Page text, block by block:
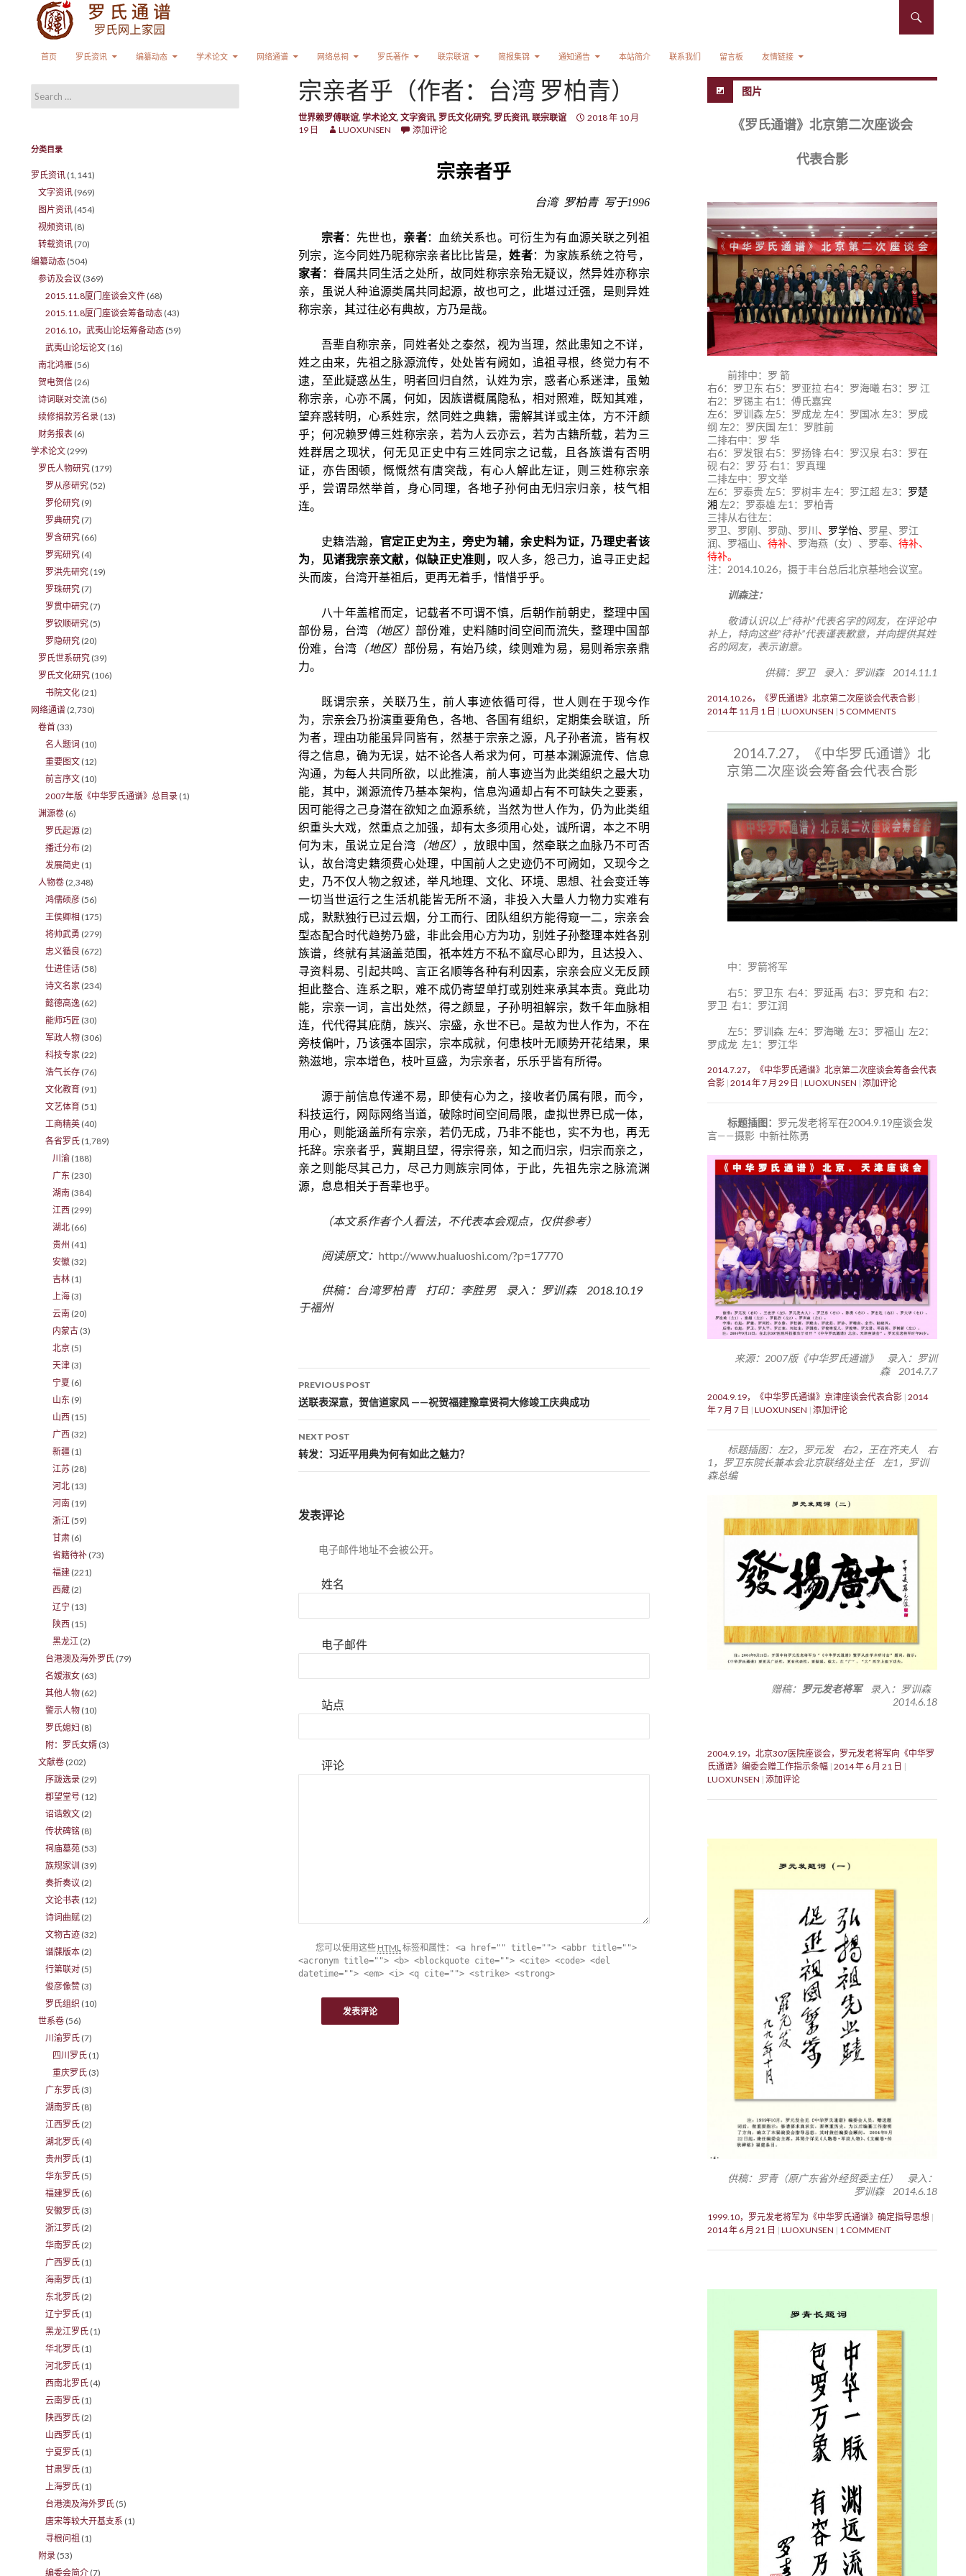
首页
罗氏资讯 编纂动态 学术论文 网络通谱 网络总祠 罗氏著作 联宗联谊 简报集锦 通知通告 本站简介 联系我们 留言板 友情链接
宗亲者乎（作者：台湾 罗柏青）
世界赖罗傅联谊, 学术论文, 文字资讯, 罗氏文化研究, 罗氏资讯, 联宗联谊
2018 年 10 月
19 日
LUOXUNSEN 添加评论
宗亲者乎
台湾 罗柏青 写于1996
宗者 ：先世也， 亲者：血统关系也。可衍生为有血源关联之列祖
列宗，迄今同姓乃昵称宗亲者比比皆是，姓者：为家族系统之符号，
家者 ：眷属共同生活之处所，故同姓称宗亲殆无疑议，然异姓亦称宗
亲，虽说人种追源类属共同起源，故也可之，此堪过迁强，是则异姓
称宗亲，其过往必有典故，方乃是哉。
吾辈自称宗亲，同姓者处之泰然，视为当理，然此患知之不详，
姓之由来，先祖之脉源流传，处处皆有阙如，追祖寻根，终觉力有不
逮，至此疑惑丛生，明者回归自然，认姓为宗，惑者心系迷津，虽勉
称宗亲，心亦不属，何如，因族谱概属隐私，相对照难，既知其难，
望弃惑转明，心系姓宗，然同姓之典籍，需解其详或主体，方不汗颜
乎；何况赖罗傅三姓称宗亲，若为人云亦云，若为古籍所载，若为三
姓群居之现状，何无见正史中有三姓同宗之记载，且各族谱有否明
证，亦告困顿，慨慨然有唐突哉，有心人解此左证，则三姓称宗亲
乎，尝谓昂然举首，身心同理，各地子孙何由无归宗归亲，枝气相
连。
史籍浩瀚， 官定正史为主，旁史为辅，余史料为证，乃理史者该
为， 见诸我宗亲文献，似缺正史准则，
叹人多，怨己力，追寻正史起
头而废，台湾开基祖后，更再无着手，惜惜乎乎。
八十年盖棺而定，记载者不可谓不慎，后朝作前朝史，整理中国
部份易，台湾 （地区） 部份难，史料随时间空间而流失，整理中国部
份难，台湾 （地区） 部份易，有始乃续，续则难为易，易则希宗亲鼎
力。
既谓宗亲，关联乃生，前人事迹依循可得，世人则在于现今作
为，宗亲会乃扮演重要角色，各地、各国有组织，定期集会联谊，所
为者，理由功能虽异同皆有，然基于宗亲之源，凡子孙者流，皆有权
得之信息，确为无误，姑不论各人希求为何，可基本渊源流传、信息
沟通，为每人共同所欲，以此推演，前人事迹当为此类组织之最大功
能，其中，渊源流传乃基本架构，信息沟通却占有不可缺失之要素，
因可能得之己身潜在欲知之血源系统，当然为世人作为，仍为此类组
织重头大戏，然重点之加强，却有太多须用心处，诚所谓，本之不明
何为末，虽说立足台湾（地区）
，放眼中国，然牵联之血脉乃不可否
认，故台湾史籍须费心处理，中国前人之史迹仍不可阙如，又现今之
史，乃不仅人物之叙述，举凡地理、文化、环境、思想、社会变迁等
一切当世运行之生活机能皆无所不涵，非投入大量人力物力实难有
成，默默独行已过云烟，分工而行、团队组织方能得窥一二，宗亲会
型态配合时代趋势乃盛，非此会用心方为功，别姓子孙整理本姓各别
族谱，终就有其涵盖范围，祇本姓方不私不窳尽心即为，且达投入、
寻资料易、引起共鸣、言正名顺等各种有利因素，宗亲会应义无反顾
担此整合、连系之职，难不成仍寄望单打或别姓来承其本责。竟此功
能，宗亲一词，言出处然，得之颜显，子孙明祖解宗，数千年血脉相
连，代代得其庇荫，族兴、宗盛，永世不已。是故为世人作为，不在
旁枝偏叶，乃该强本固宗，宗本成就，何患枝叶无顺势开花结果，果
熟滋地，宗本增色，枝叶亘盛，为宗亲者，乐乐乎皆有所得。
源于前信息传递不易，即使有心为之，接收者仍属有限，而今，
科技运行，网际网络当道，破除时间空间局限，虚拟世界已成一体，
用心，则能涵盖所有宗亲，若仍无成，乃非不能也，实不为也，再无
托辞。宗亲者乎，冀期且望，得宗得亲，知之而归宗，归宗而亲之，
亲之则能尽其己力，尽己力则族宗同体，于此，先祖先宗之脉流渊
源，息息相关于吾辈也乎。
（本文系作者个人看法，不代表本会观点，仅供参考）
阅读原文： http://www.hualuoshi.com/?p=17770
供稿：台湾罗柏青 打印：李胜男 录入：罗训森 2018.10.19
于福州
Post navigation
PREVIOUS POST
送联表深意，贺信道家风 ——祝贺福建豫章贤祠大修竣工庆典成功
NEXT POST
转发：习近平用典为何有如此之魅力？
发表评论
电子邮件地址不会被公开。
姓名
电子邮件
站点
评论
您可以使用这些 HTML标签和属性： <a href="" title=""> <abbr title="">
<acronym title=""> <b> <blockquote cite=""> <cite> <code> <del
datetime=""> <em> <i> <q cite=""> <strike> <strong>
图片
《罗氏通谱》北京第二次座谈会
代表合影
前排中：罗 箭
右6：罗卫东 右5：罗亚拉 右4：罗海曦 右3：罗 江
右2：罗锡主 右1：傅氏嘉宾
左6：罗训森 左5：罗成龙 左4：罗国冰 左3：罗成
纲 左2：罗庆国 左1：罗胜前
二排右中：罗 华
右6：罗发银 右5：罗扬锋 右4：罗汉泉 右3：罗在
砚 右2：罗 芬 右1：罗真理
二排左中：罗文举
左6：罗泰贵 左5：罗树丰 左4：罗江超 左3： 罗楚
湘 左2：罗泰雄 左1：罗柏青
三排从右往左：
罗卫、罗刚、罗勋、罗川、 罗学怡、 罗星、罗江
润、罗福山、 待补、罗海燕（女）、罗奉、 待补、
待补。
注：2014.10.26，摄于丰台总后北京基地会议室。
训森注：
敬请认识以上“待补”代表名字的网友，在评论中
补上，特向这些“待补”代表谨表歉意，并向提供其姓
名的网友，表示谢意。
供稿：罗卫 录入：罗训森 2014.11.1
2014.10.26，《罗氏通谱》北京第二次座谈会代表合影
2014 年 11 月 1 日
LUOXUNSEN 5 COMMENTS
2014.7.27，《中华罗氏通谱》北
京第二次座谈会筹备会代表合影
中：罗箭将军
右5：罗卫东 右4：罗延禹 右3：罗克和 右2：
罗卫 右1：罗江润
左5：罗训森 左4：罗海曦 左3：罗福山 左2：
罗成龙 左1：罗江华
2014.7.27，《中华罗氏通谱》北京第二次座谈会筹备会代表
合影 2014 年 7 月 29 日 LUOXUNSEN 添加评论
标题插图： 罗元发老将军在2004.9.19座谈会发
言——摄影 中新社陈勇
来源：2007版《中华罗氏通谱》 录入：罗训
森 2014.7.7
2004.9.19，《中华罗氏通谱》京津座谈会代表合影 2014
年 7 月 7 日
LUOXUNSEN 添加评论
标题插图：左2，罗元发 右2，王在齐夫人 右
1，罗卫东院长兼本会北京联络处主任 左1，罗训
森总编
赠稿： 罗元发老将军录入：罗训森
2014.6.18
2004.9.19，北京307医院座谈会，罗元发老将军向《中华罗
氏通谱》编委会赠工作指示条幅 2014 年 6 月 21 日
LUOXUNSEN 添加评论
供稿：罗青（原广东省外经贸委主任） 录入：
罗训森 2014.6.18
1999.10，罗元发老将军为《中华罗氏通谱》确定指导思想
2014 年 6 月 21 日
LUOXUNSEN 1 COMMENT
Search for:
分类目录
罗氏资讯 (1,141)
文字资讯 (969)
图片资讯 (454)
视频资讯 (8)
转载资讯 (70)
编纂动态 (504)
参访及会议 (369)
2015.11.8厦门座谈会文件 (68)
2015.11.8厦门座谈会筹备动态 (43)
2016.10，武夷山论坛筹备动态 (59)
武夷山论坛论文 (16)
南北鸿雁 (56)
贺电贺信 (26)
诗词联对交流 (56)
续修捐款芳名录 (13)
财务报表 (6)
学术论文 (299)
罗氏人物研究 (179)
罗从彦研究 (52)
罗伦研究 (9)
罗典研究 (7)
罗含研究 (66)
罗宪研究 (4)
罗洪先研究 (19)
罗珠研究 (7)
罗贯中研究 (7)
罗钦顺研究 (5)
罗隐研究 (20)
罗氏世系研究 (39)
罗氏文化研究 (106)
书院文化 (21)
网络通谱 (2,730)
卷首 (33)
名人题词 (10)
重要图文 (12)
前言序文 (10)
2007年版《中华罗氏通谱》总目录 (1)
渊源卷 (6)
罗氏起源 (2)
播迁分布 (2)
发展简史 (1)
人物卷 (2,348)
鸿儒硕彦 (56)
王侯卿相 (175)
将帅武勇 (279)
忠义循良 (672)
仕进佳话 (58)
诗文名家 (234)
懿德高逸 (62)
能师巧匠 (30)
军政人物 (306)
科技专家 (22)
浩气长存 (76)
文化教育 (91)
文艺体育 (51)
工商精英 (40)
各省罗氏 (1,789)
川渝 (188)
广东 (230)
湖南 (384)
江西 (299)
湖北 (66)
贵州 (41)
安徽 (32)
吉林 (1)
上海 (3)
云南 (20)
内蒙古 (3)
北京 (5)
天津 (3)
宁夏 (6)
山东 (9)
山西 (15)
广西 (32)
新疆 (1)
江苏 (28)
河北 (13)
河南 (19)
浙江 (59)
甘肃 (6)
省籍待补 (73)
福建 (221)
西藏 (2)
辽宁 (13)
陕西 (15)
黑龙江 (2)
台港澳及海外罗氏 (79)
名嫒淑女 (63)
其他人物 (62)
警示人物 (10)
罗氏媳妇 (8)
附：罗氏女婿 (3)
文献卷 (202)
序跋选录 (29)
郡望堂号 (12)
诏诰敕文 (2)
传状碑铭 (8)
祠庙墓苑 (53)
族规家训 (39)
奏折奏议 (2)
文论书表 (12)
诗词曲赋 (2)
文物古迹 (32)
谱牒版本 (2)
行第联对 (5)
俊彦像赞 (3)
罗氏组织 (10)
世系卷 (56)
川渝罗氏 (7)
四川罗氏 (1)
重庆罗氏 (3)
广东罗氏 (3)
湖南罗氏 (8)
江西罗氏 (2)
湖北罗氏 (4)
贵州罗氏 (1)
华东罗氏 (5)
福建罗氏 (6)
安徽罗氏 (3)
浙江罗氏 (2)
华南罗氏 (2)
广西罗氏 (1)
海南罗氏 (1)
东北罗氏 (2)
辽宁罗氏 (1)
黑龙江罗氏 (1)
华北罗氏 (1)
河北罗氏 (1)
西南北罗氏 (4)
云南罗氏 (1)
陕西罗氏 (2)
山西罗氏 (1)
宁夏罗氏 (1)
甘肃罗氏 (1)
上海罗氏 (1)
台港澳及海外罗氏 (5)
唐宋等较大开基支系 (1)
寻根问祖 (1)
附录 (53)
编委会简介 (7)